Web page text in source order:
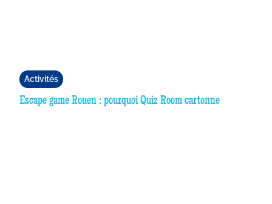
Activités
Escape game Rouen : pourquoi Quiz Room cartonne